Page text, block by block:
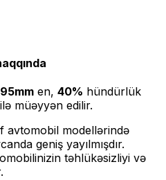
mm en, 40% hündürlük
müəyyən edilir.
avtomobil modellərində
geniş yayılmışdır.
təhlükəsizliyi və